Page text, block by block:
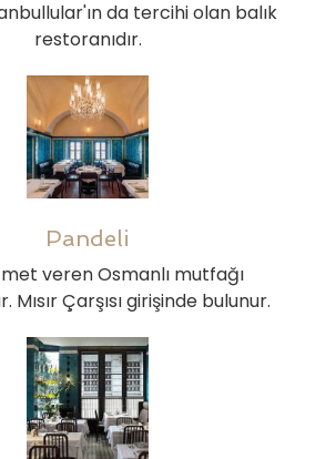
da tercihi olan balık
restoranıdır.
Pandeli
veren Osmanlı mutfağı
Mısır Çarşısı girişinde bulunur.